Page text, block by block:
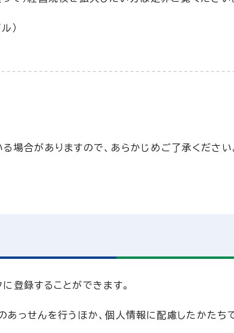
）
合がありますので、あらかじめご了承ください
登録することができます。
っせんを行うほか、個人情報に配慮したかたち